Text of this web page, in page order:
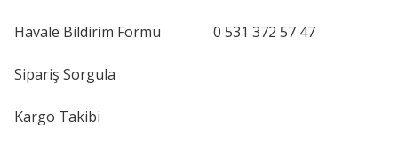
Havale Bildirim Formu
Sipariş Sorgula
Kargo Takibi
0 531 372 57 47